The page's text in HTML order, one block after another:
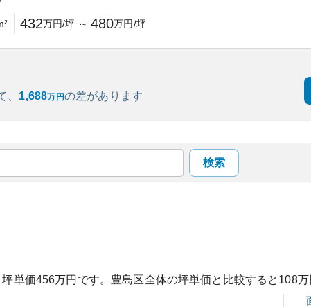
432万円/坪 ～ 480万円/坪
、 1,688万円の差があります
検索
単価456万円です。 豊島区全体の坪単価と比較すると 108万